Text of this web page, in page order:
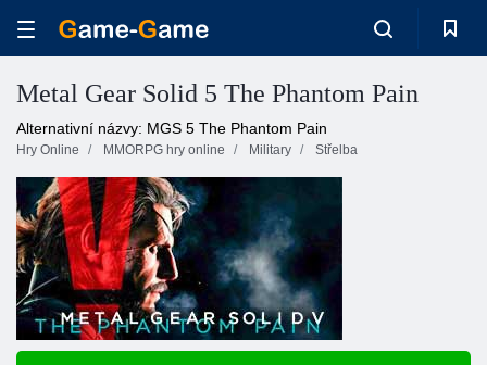
Metal Gear Solid 5 The Phantom Pain
Alternativní názvy: MGS 5 The Phantom Pain
Hry Online MMORPG hry online Military Střelba